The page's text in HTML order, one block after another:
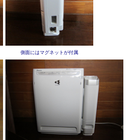
側面にはマグネットが付属